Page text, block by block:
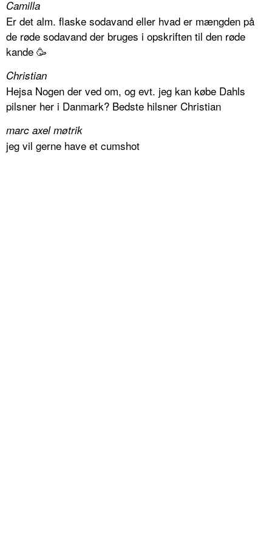
Camilla
Er det alm. flaske sodavand eller hvad er mængden på
de røde sodavand der bruges i opskriften til den røde
kande 🥳
Christian
Hejsa Nogen der ved om, og evt. jeg kan købe Dahls
pilsner her i Danmark? Bedste hilsner Christian
marc axel møtrik
jeg vil gerne have et cumshot